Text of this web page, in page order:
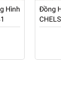
Hình
Đồng